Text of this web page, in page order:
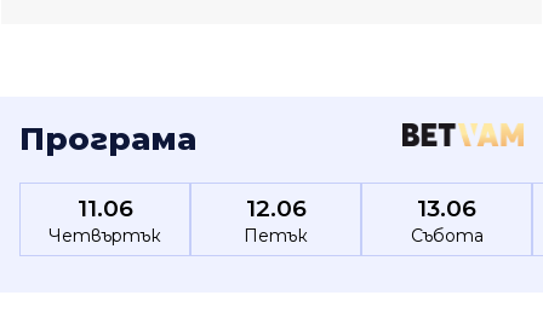
Програма
11.06
Четвъртък
12.06
Петък
13.06
Събота